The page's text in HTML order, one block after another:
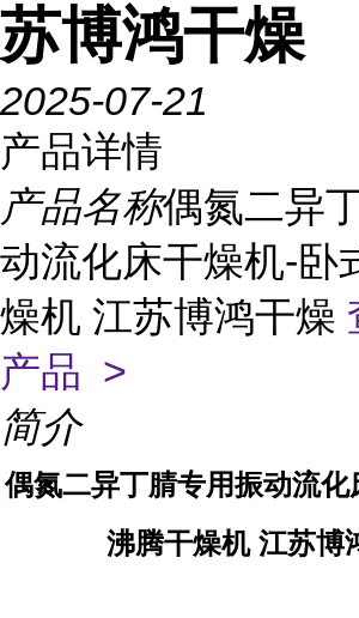
苏博鸿干燥
2025-07-21
产品详情
产品名称偶氮二异
动流化床干燥机-卧
燥机 江苏博鸿干燥
产品 >
简介
偶氮二异丁腈专用振动流
沸腾干燥机 江苏博